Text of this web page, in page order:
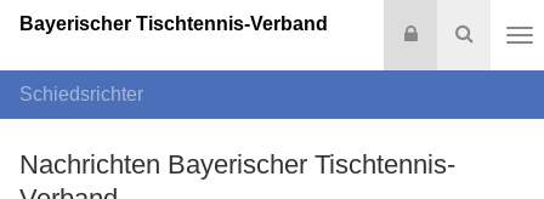
Suche
Login
Bayerischer Tischtennis-Verband
Schiedsrichter
Nachrichten Bayerischer Tischtennis-